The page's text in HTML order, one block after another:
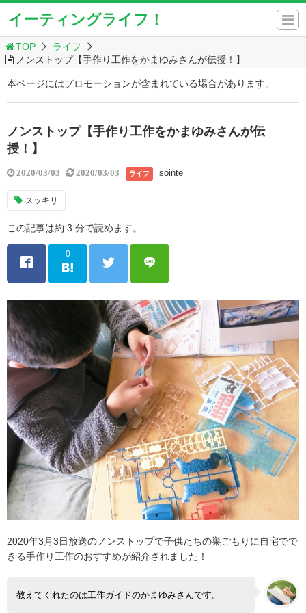
イーティングライフ！
TOP
ライフ
ノンストップ【手作り工作をかまゆみさんが伝授！】
本ページにはプロモーションが含まれている場合があります。
ノンストップ【手作り工作をかまゆみさんが伝
授！】
2020/03/03 2020/03/03 ライフ sointe
スッキリ
この記事は約 3 分で読めます。
0
2020年3月3日放送のノンストップで子供たちの巣ごもりに自宅でで
きる手作り工作のおすすめが紹介されました！
教えてくれたのは工作ガイドのかまゆみさんです。